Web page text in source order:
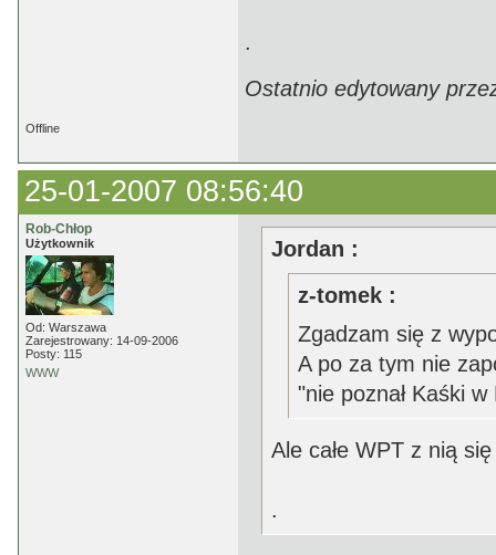
.
Ostatnio edytowany
Offline
25-01-2007 08:56:40
Rob-Chłop
Użytkownik
Od: Warszawa
Zarejestrowany: 14-09-2006
Posty: 115
WWW
Jordan :
z-tomek :
Zgadzam się z
A po za tym nie
"nie poznał Kaśki w
Ale całe WPT z nią
.